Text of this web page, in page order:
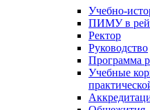
Учебно-
ПИМУ в
Ректор
Руководство
Программа
Учебные